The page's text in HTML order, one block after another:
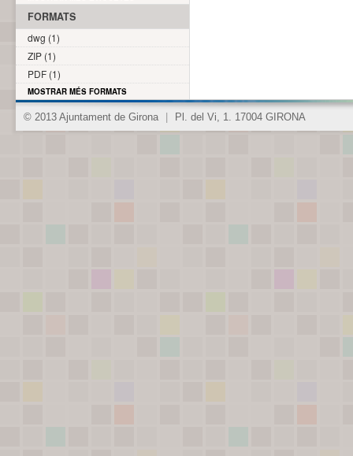
FORMATS
dwg (1)
ZIP (1)
PDF (1)
MOSTRAR MÉS FORMATS
© 2013 Ajuntament de Girona Pl. del Vi, 1. 17004 GIRONA